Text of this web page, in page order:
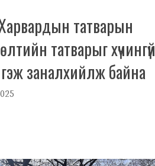
татварын
татварыг хүчингүй
заналхийлж байна